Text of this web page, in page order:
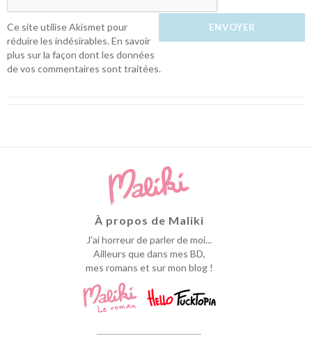
Ce site utilise Akismet pour
réduire les indésirables.En savoir
plus sur la façon dont les données
de vos commentaires sont traitées.
À propos de Maliki
J'ai horreur de parler de moi...
Ailleurs que dans mes BD,
mes romans et sur mon blog !